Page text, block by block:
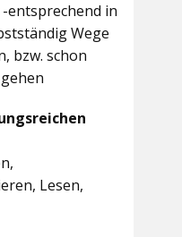
entsprechend in
Wege
bzw. schon
Lesen,